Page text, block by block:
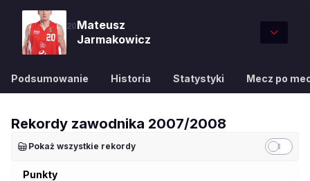
20Mateusz
Jarmakowicz
Podsumowanie Historia Statystyki Mecz po
Rekordy zawodnika 2007/2008
Pokaż wszystkie rekordy
Punkty